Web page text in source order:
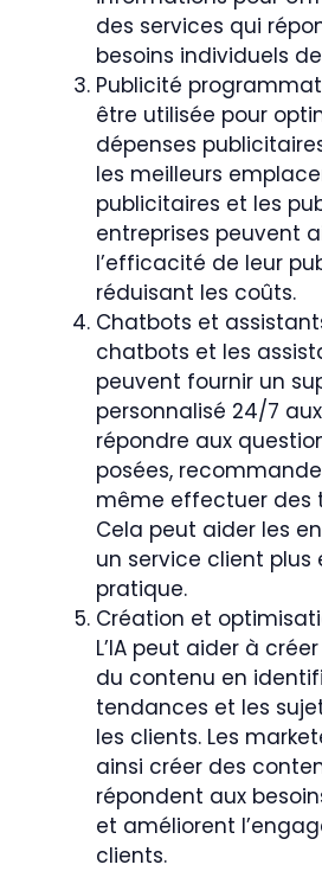
des services qui
besoins individuels
Publicité
être utilisée pour
dépenses
les meilleurs
publicitaires et les
entreprises peuvent
l’efficacité de leur
réduisant les coûts.
Chatbots et
chatbots et les
peuvent fournir un
personnalisé 24/7
répondre aux
posées,
même effectuer des
Cela peut aider les
un service client
pratique.
Création et
L’IA peut aider à
du contenu en
tendances et les
les clients. Les
ainsi créer des
répondent aux
et améliorent
clients.